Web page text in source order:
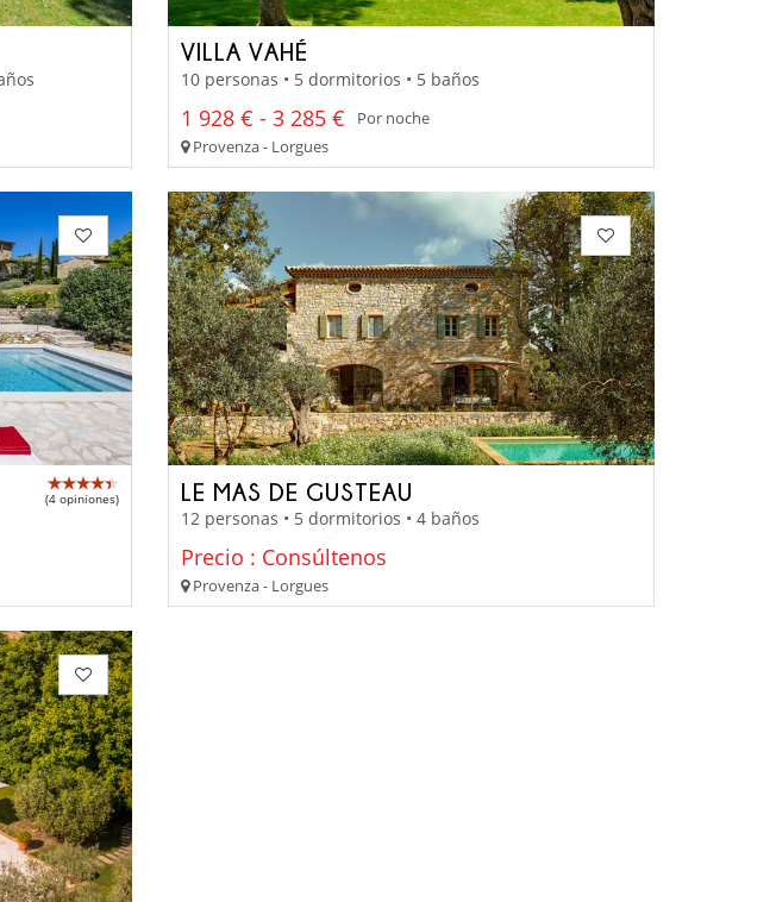
VILLA VAHÉ
10 personas • 5 dormitorios • 5 baños
1 928 € - 3 285 €
Por noche
Provenza - Lorgues
(4 opiniones) LE MAS DE GUSTEAU
12 personas • 5 dormitorios • 4 baños
Precio : Consúltenos
Provenza - Lorgues